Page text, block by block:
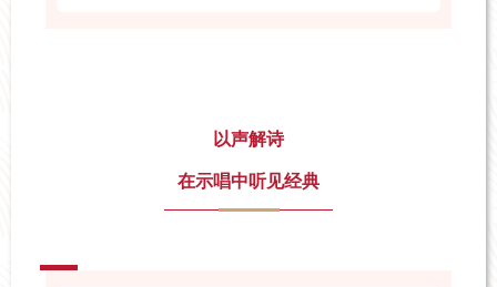
以声解诗
在示唱中听见经典